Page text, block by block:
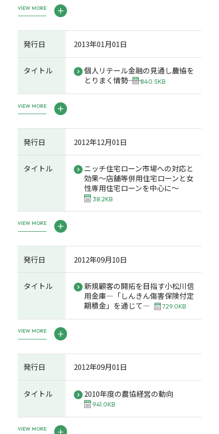
VIEW MORE
発行日 2013年01月01日
タイトル
個人リテール金融の見通し――農協を
とりまく情勢――
840.5KB
VIEW MORE
発行日 2012年12月01日
タイトル
ニッチ住宅ローン市場への対応と
効果～店舗等併用住宅ローンと女
性専用住宅ローンを中心に～
38.2KB
VIEW MORE
発行日 2012年09月10日
タイトル
新規顧客の開拓を目指す小松川信
用金庫―「しんきん傷害保険付定
期積金」を通じて―
729.0KB
VIEW MORE
発行日 2012年09月01日
タイトル 2010年度の農協経営の動向
941.0KB
VIEW MORE